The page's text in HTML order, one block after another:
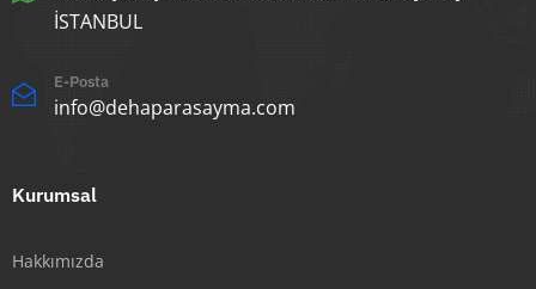
İSTANBUL
E-Posta
info@dehaparasayma.com
Kurumsal
Hakkımızda